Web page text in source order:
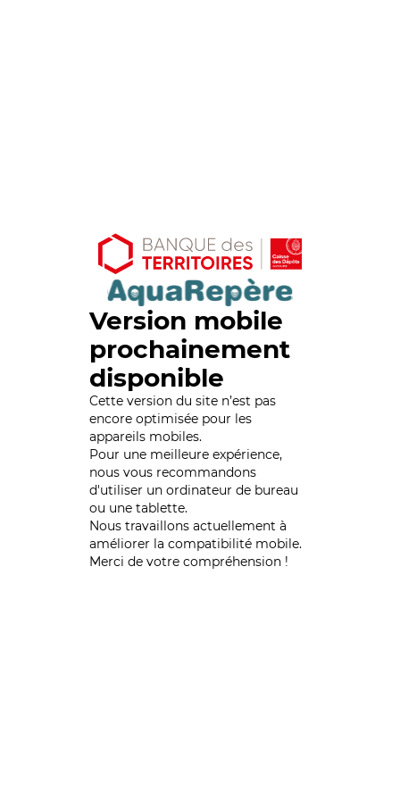
Version mobile
prochainement
disponible
Cette version du site n’est pas
encore optimisée pour les
appareils mobiles.
Pour une meilleure expérience,
nous vous recommandons
d'utiliser un ordinateur de bureau
ou une tablette.
Nous travaillons actuellement à
améliorer la compatibilité mobile.
Merci de votre compréhension !